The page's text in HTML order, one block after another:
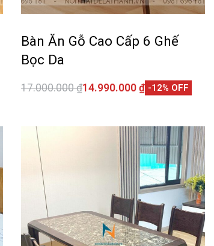
Bàn Ăn Gỗ Cao Cấp 6 Ghế
Bọc Da
17.000.000₫14.990.000 ₫ -12% OFF